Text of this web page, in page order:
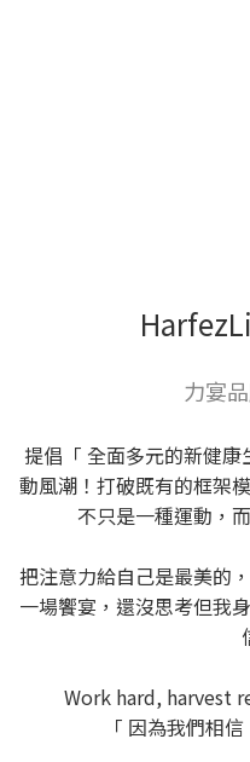
力宴
提倡「 全面多元的新健
動風潮！打破既有的框架
不只是一種運動，
把注意力給自己是最美的
一場饗宴，還沒思考但我
Work hard, harvest
「 因為我們相